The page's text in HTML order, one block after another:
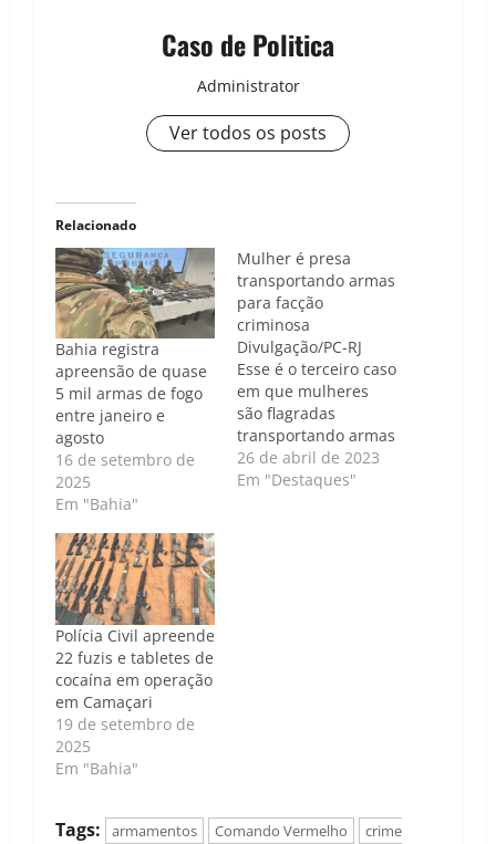
Caso de Politica
Administrator
Ver todos os posts
Relacionado
Bahia registra
apreensão de quase
5 mil armas de fogo
entre janeiro e
agosto
16 de setembro de
2025
Em "Bahia"
Mulher é presa
transportando armas
para facção
criminosa
Divulgação/PC-RJ
Esse é o terceiro caso
em que mulheres
são flagradas
transportando armas
para facções
criminosas no Rio de
26 de abril de 2023
Em "Destaques"
Polícia Civil apreende
22 fuzis e tabletes de
cocaína em operação
em Camaçari
19 de setembro de
2025
Em "Bahia"
Tags: armamentos Comando Vermelho crime